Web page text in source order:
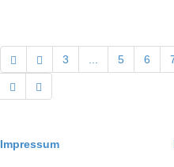
3 5 6
Impressum